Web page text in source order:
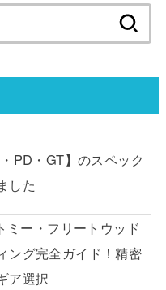
PD・GT】のスペック
した
ミー・フリートウッド
ング完全ガイド！精密
ア選択